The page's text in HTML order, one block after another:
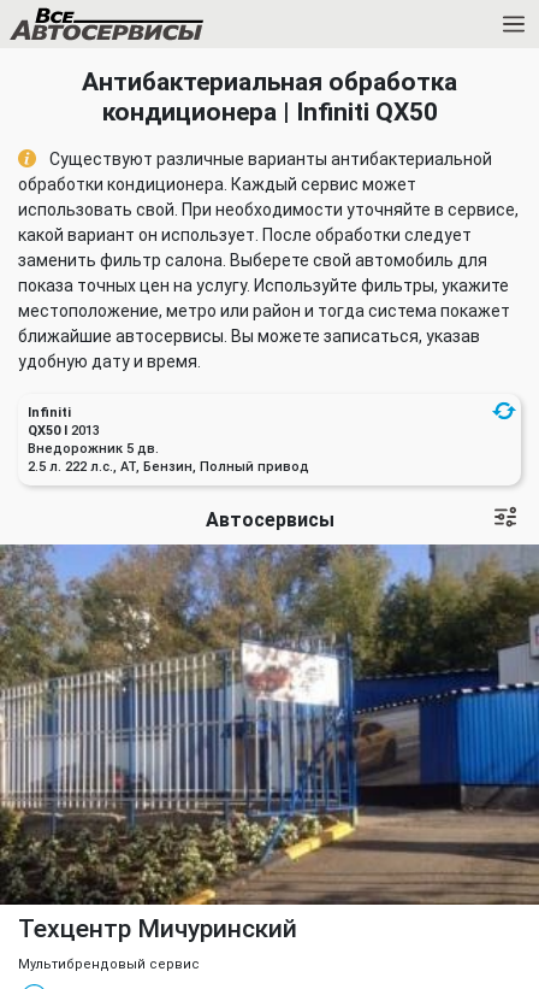
Антибактериальная обработка
кондиционера | Infiniti QX50
Существуют различные варианты антибактериальной
обработки кондиционера. Каждый сервис может
использовать свой. При необходимости уточняйте в сервисе,
какой вариант он использует. После обработки следует
заменить фильтр салона. Выберете свой автомобиль для
показа точных цен на услугу. Используйте фильтры, укажите
местоположение, метро или район и тогда система покажет
ближайшие автосервисы. Вы можете записаться, указав
удобную дату и время.
Infiniti
QX50 I 2013
Внедорожник 5 дв.
2.5 л. 222 л.с., AT, Бензин, Полный привод
Автосервисы
Техцентр Мичуринский
Мультибрендовый сервис